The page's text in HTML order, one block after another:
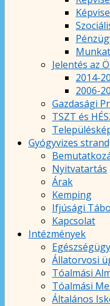
Jelentés az
2014-
2006-
Gazdasági
TSZT és
Gyógyvizes
Nyitvatartás
Árak
Kemping
Ifjúsági
Kapcsolat
Intézmények
Állatorvosi
Tóalmási
Tóalmási
Általános